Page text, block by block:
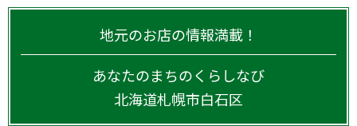
地元のお店の情報満載！
あなたのまちのくらしなび
北海道札幌市白石区